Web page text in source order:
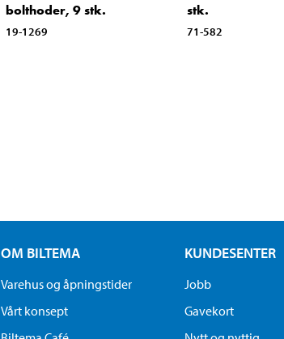
bolthoder, 9 stk.
19-1269
stk.
71-582
OM BILTEMA
Varehus og åpningstider
Vårt konsept
KUNDESENTER
Jobb
Gavekort